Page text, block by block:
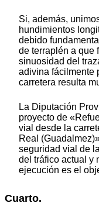
Si, además,
hundimientos
debido
de terraplén a que
sinuosidad del
adivina fácilmente
carretera resulta
La Diputación
proyecto de
vial desde la
Real
seguridad vial de
del tráfico actual y
ejecución es el
Cuarto.